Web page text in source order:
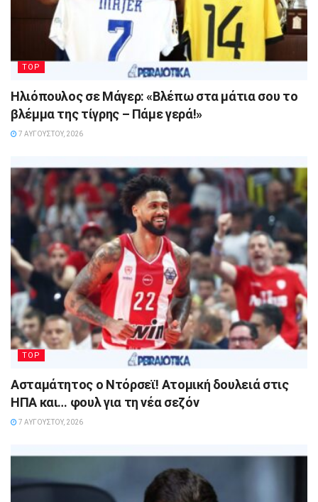
TOP
Ηλιόπουλος σε Μάγερ: «Βλέπω στα μάτια σου το
βλέμμα της τίγρης – Πάμε γερά!»
7 ΑΥΓΟΎΣΤΟΥ, 2026
TOP
Ασταμάτητος ο Ντόρσεϊ! Ατομική δουλειά στις
ΗΠΑ και… φουλ για τη νέα σεζόν
7 ΑΥΓΟΎΣΤΟΥ, 2026